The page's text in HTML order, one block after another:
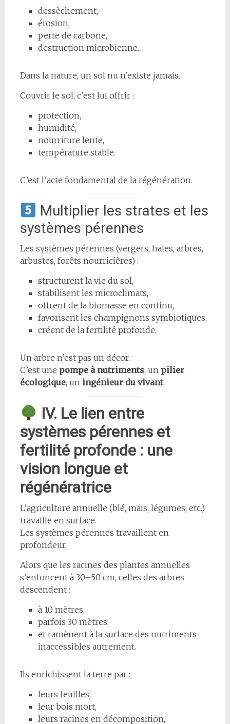
dessèchement,
érosion,
perte de carbone,
destruction microbienne.
Dans la nature, un sol nu n’existe jamais.
Couvrir le sol, c’est lui offrir :
protection,
humidité,
nourriture lente,
température stable.
C’est l’acte fondamental de la régénération.
Multiplier les strates et les
systèmes pérennes
Les systèmes pérennes (vergers, haies, arbres,
arbustes, forêts nourricières) :
structurent la vie du sol,
stabilisent les microclimats,
offrent de la biomasse en continu,
favorisent les champignons symbiotiques,
créent de la fertilité profonde.
Un arbre n’est pas un décor.
C’est une pompe à nutriments, un pilier
écologique, un ingénieur du vivant.
IV. Le lien entre
systèmes pérennes et
fertilité profonde : une
vision longue et
régénératrice
L’agriculture annuelle (blé, maïs, légumes, etc.)
travaille en surface.
Les systèmes pérennes travaillent en
profondeur.
Alors que les racines des plantes annuelles
s’enfoncent à 30–50 cm, celles des arbres
descendent :
à 10 mètres,
parfois 30 mètres,
et ramènent à la surface des nutriments
inaccessibles autrement.
Ils enrichissent la terre par :
leurs feuilles,
leur bois mort,
leurs racines en décomposition,